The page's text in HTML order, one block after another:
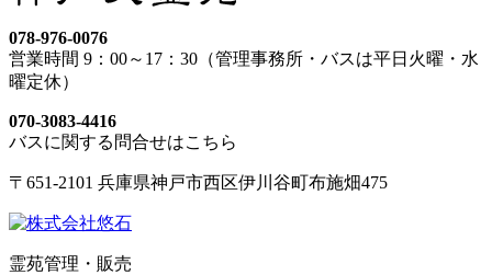
078-976-0076
営業時間 9：00～17：30（管理事務所・バスは平日火曜・水
曜定休）
070-3083-4416
バスに関する問合せはこちら
〒651-2101 兵庫県神戸市西区伊川谷町布施畑475
霊苑管理・販売